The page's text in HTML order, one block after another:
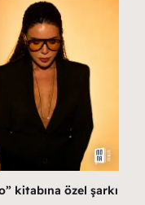
kitabına özel şarkı